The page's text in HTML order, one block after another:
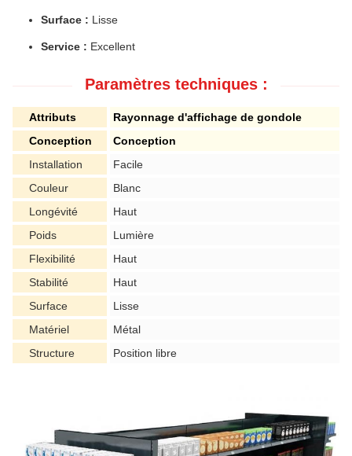
Surface : Lisse
Service : Excellent
Paramètres techniques :
Attributs
Rayonnage d'affichage de gondole
Conception
Conception
Installation
Facile
Couleur
Blanc
Longévité
Haut
Poids
Lumière
Flexibilité
Haut
Stabilité
Haut
Surface
Lisse
Matériel
Métal
Structure
Position libre